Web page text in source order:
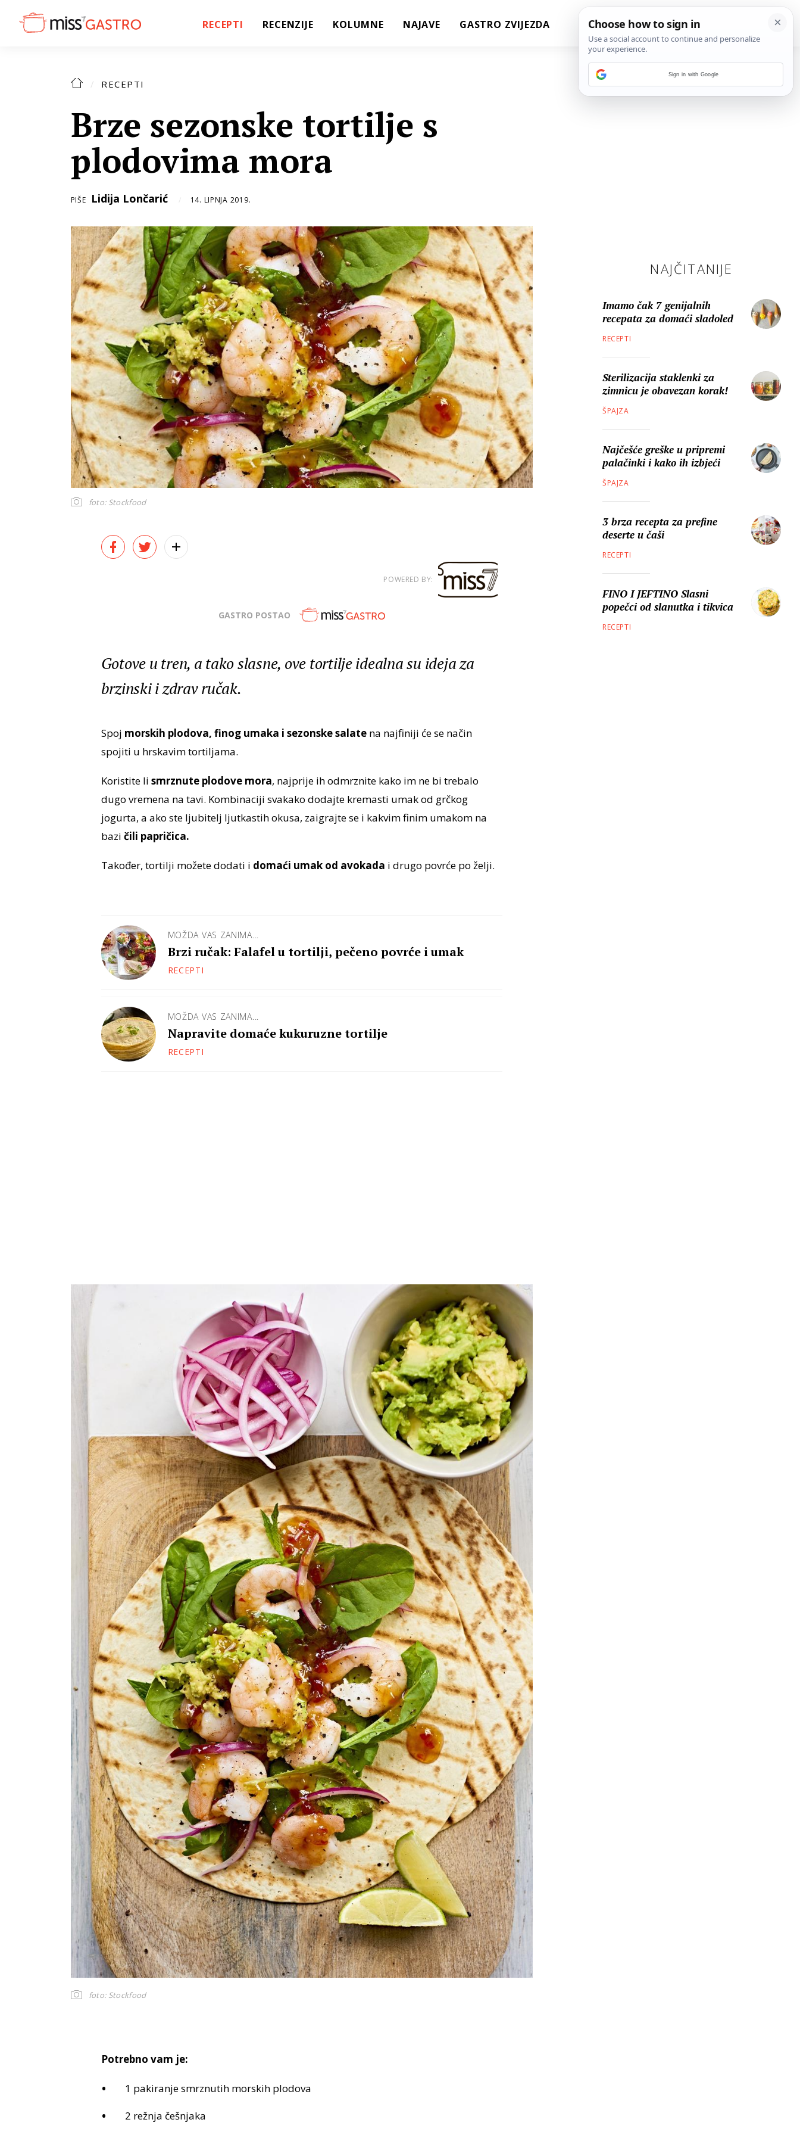
RECEPTI RECENZIJE KOLUMNE NAJAVE GASTRO ZVIJEZDA
RECEPTI
Brze sezonske tortilje s
plodovima mora
PIŠE Lidija Lončarić 14. LIPNJA 2019.
foto: Stockfood
POWERED BY:
GASTRO POSTAO
Gotove u tren, a tako slasne, ove tortilje idealna su ideja za
brzinski i zdrav ručak.
Spoj morskih plodova, finog umaka i sezonske salate na najfiniji će se način
spojiti u hrskavim tortiljama.
Koristite li smrznute plodove mora, najprije ih odmrznite kako im ne bi trebalo
dugo vremena na tavi. Kombinaciji svakako dodajte kremasti umak od grčkog
jogurta, a ako ste ljubitelj ljutkastih okusa, zaigrajte se i kakvim finim umakom na
bazi čili papričica.
Također, tortilji možete dodati i domaći umak od avokada i drugo povrće po želji.
MOŽDA VAS ZANIMA...
Brzi ručak: Falafel u tortilji, pečeno povrće i umak
RECEPTI
MOŽDA VAS ZANIMA...
Napravite domaće kukuruzne tortilje
RECEPTI
foto: Stockfood
Potrebno vam je:
1 pakiranje smrznutih morskih plodova
2 režnja češnjaka
NAJČITANIJE
Imamo čak 7 genijalnih
recepata za domaći sladoled
RECEPTI
Sterilizacija staklenki za
zimnicu je obavezan korak!
ŠPAJZA
Najčešće greške u pripremi
palačinki i kako ih izbjeći
ŠPAJZA
3 brza recepta za prefine
deserte u čaši
RECEPTI
FINO I JEFTINO Slasni
popečci od slanutka i tikvica
RECEPTI
Sign in with Google